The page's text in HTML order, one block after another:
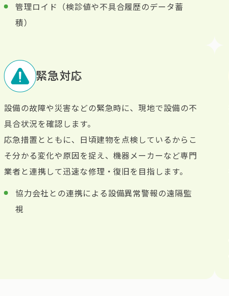
管理ロイド（検診値や不具合履歴のデータ蓄
積）
緊急対応
設備の故障や災害などの緊急時に、現地で設備の不
具合状況を確認します。
応急措置とともに、日頃建物を点検しているからこ
そ分かる変化や原因を捉え、機器メーカーなど専門
業者と連携して迅速な修理・復旧を目指します。
協力会社との連携による設備異常警報の遠隔監
視